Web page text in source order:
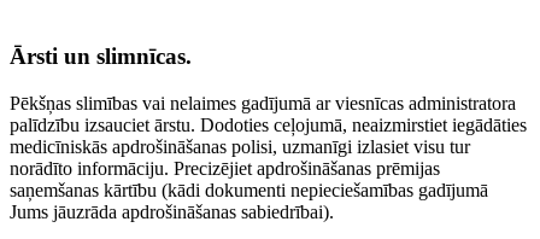
Ārsti un slimnīcas.
Pēkšņas slimības vai nelaimes gadījumā ar viesnīcas administratora
palīdzību izsauciet ārstu. Dodoties ceļojumā, neaizmirstiet iegādāties
medicīniskās apdrošināšanas polisi, uzmanīgi izlasiet visu tur
norādīto informāciju. Precizējiet apdrošināšanas prēmijas
saņemšanas kārtību (kādi dokumenti nepieciešamības gadījumā
Jums jāuzrāda apdrošināšanas sabiedrībai).